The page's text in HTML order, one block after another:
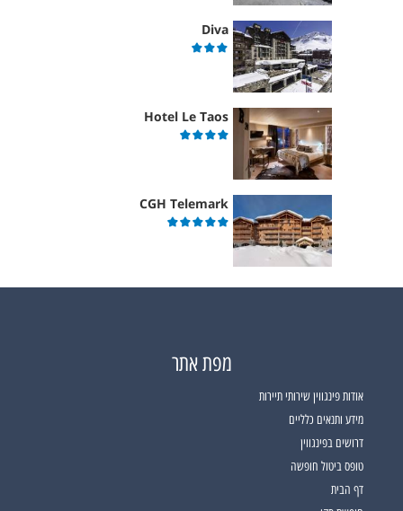
Diva
Hotel Le Taos
CGH Telemark
מפת אתר
אודות פינגווין שירותי תיירות
מידע ותנאים כלליים
דרושים בפינגווין
טופס ביטול חופשה
דף הבית